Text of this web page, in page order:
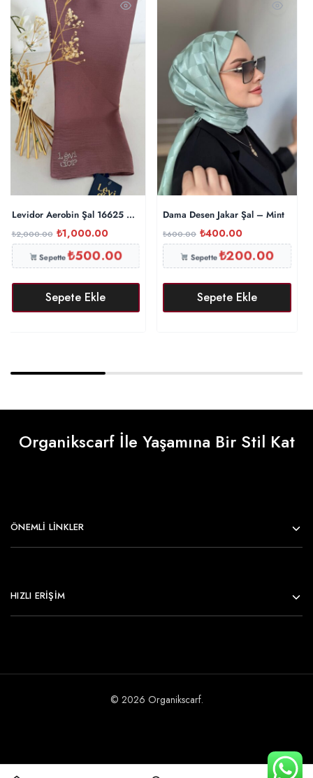
Levidor Aerobin Şal 16625 – İncir
₺2,000.00 ₺1,000.00
Sepette₺500.00
Sepete Ekle
Dama Desen Jakar Şal – Mint
₺600.00 ₺400.00
Sepette₺200.00
Sepete Ekle
Organikscarf İle Yaşamına Bir Stil Kat
ÖNEMLI LINKLER
HIZLI ERİŞİM
© 2026 Organikscarf.